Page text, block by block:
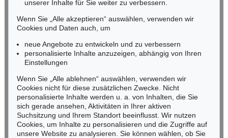
Auktion 561 - Lot 380
CHRISTO
Wrapped Statues (Sleeping Fawn) Project for the Glyptothek, Munich, 1999
Ergebnis:€ 38.100
Auktion 534 - Lot 103
CHRISTO
Wrapped Walk Ways (Project for J. L. Loose Park, Kansas City, Missouri), 1978
Ergebnis:€ 37.500
Tel.: +49 (0)89 55244-164
Mobil: +49 (0)171 8618661
n.kassel@kettererkunst.de
Keine Auktion mehr verpassen!
Wir informieren Sie rechtzeitig.
Jetzt zum Newsletter anmelden >
unserer Inhalte für Sie weiter zu verbessern.
Wenn Sie „Alle akzeptieren“ auswählen, verwenden wir
Cookies und Daten auch, um
neue Angebote zu entwickeln und zu verbessern
personalisierte Inhalte anzuzeigen, abhängig von Ihren
Einstellungen
Wenn Sie „Alle ablehnen“ auswählen, verwenden wir
Cookies nicht für diese zusätzlichen Zwecke. Nicht
personalisierte Inhalte werden u. a. von Inhalten, die Sie
sich gerade ansehen, Aktivitäten in Ihrer aktiven
Suchsitzung und Ihrem Standort beeinflusst. Wir nutzen
Cookies, um Inhalte zu personalisieren und die Zugriffe auf
unsere Website zu analysieren. Sie können wählen, ob Sie